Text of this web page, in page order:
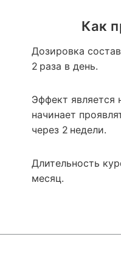
Как
Дозировка
2 раза в день.
Эффект является
начинает
через 2 недели.
Длительность
месяц.